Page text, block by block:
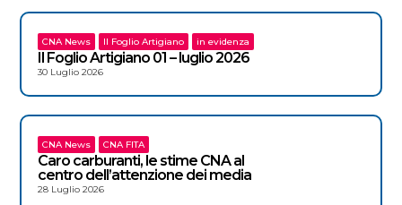
CNA News Il Foglio Artigiano in evidenza
Il Foglio Artigiano 01 – luglio 2026
30 Luglio 2026
CNA News CNA FITA
Caro carburanti, le stime CNA al
centro dell’attenzione dei media
28 Luglio 2026